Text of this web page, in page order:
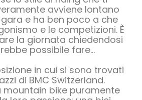
avviene lontano
e ha ben poco a che
e le competizioni. È
la giornata chiedendosi
possibile fare...
in cui si sono trovati
di BMC Switzerland.
mountain bike puramente